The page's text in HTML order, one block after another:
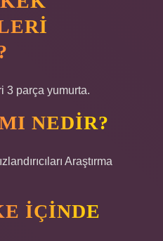
3 parça yumurta.
NEDIR?
Araştırma
IÇINDE